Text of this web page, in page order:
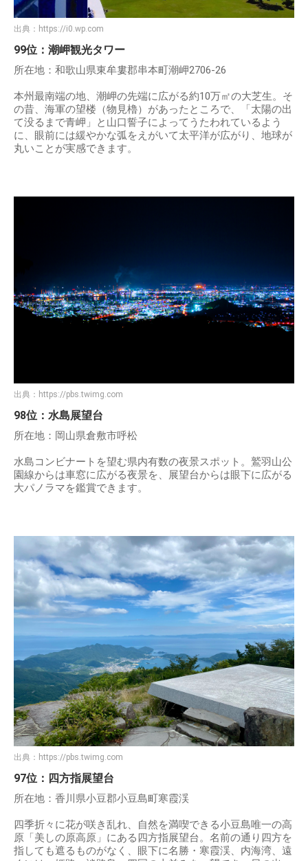
出典： https://i0.wp.com
99位：潮岬観光タワー
所在地：和歌山県東牟婁郡串本町潮岬2706-26
本州最南端の地、潮岬の先端に広がる約10万㎡の大芝生。そ
の昔、海軍の望楼（物見櫓）があったところで、「太陽の出
て没るまで青岬」と山口誓子によってうたわれているよう
に、眼前には緩やかな弧をえがいて太平洋が広がり、地球が
丸いことが実感できます。
出典： https://pbs.twimg.com
98位：水島展望台
所在地：岡山県倉敷市呼松
水島コンビナートを望む県内有数の夜景スポット。鷲羽山公
園線からは車窓に広がる夜景を、展望台からは眼下に広がる
大パノラマを鑑賞できます。
出典： https://pbs.twimg.com
97位：四方指展望台
所在地：香川県小豆郡小豆島町寒霞渓
四季折々に花が咲き乱れ、自然を満喫できる小豆島唯一の高
原「美しの原高原」にある四方指展望台。名前の通り四方を
指しても遮るものがなく、眼下に名勝・寒霞渓、内海湾、遠